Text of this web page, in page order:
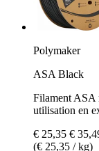
Polymaker
ASA Black
Filament ASA
utilisation en
€ 25,35 €
(€ 25,35 / kg)